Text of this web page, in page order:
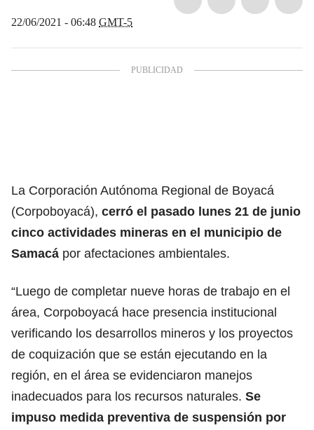
22/06/2021 - 06:48 GMT-5
La Corporación Autónoma Regional de Boyacá
(Corpoboyacá), cerró el pasado lunes 21 de junio
cinco actividades mineras en el municipio de
Samacá por afectaciones ambientales.
“Luego de completar nueve horas de trabajo en el
área, Corpoboyacá hace presencia institucional
verificando los desarrollos mineros y los proyectos
de coquización que se están ejecutando en la
región, en el área se evidenciaron manejos
inadecuados para los recursos naturales. Se
impuso medida preventiva de suspensión por